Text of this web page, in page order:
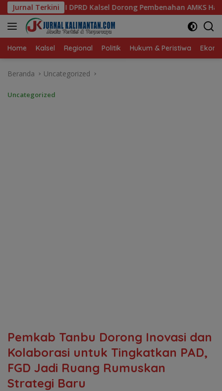
Langsung
ke
konten
Jurnal Terkini
Dorong Pembenahan AMKS Hasanuddin Ketua TP
Home Kalsel Regional Politik Hukum & Peristiwa
Beranda Uncategorized
Uncategorized
Pemkab Tanbu Dorong Inovasi dan
Kolaborasi untuk Tingkatkan PAD,
FGD Jadi Ruang Rumuskan
Strategi Baru